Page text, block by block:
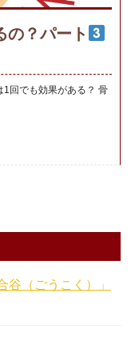
の？パート
回でも効果がある？ 骨
（ごうこく）」